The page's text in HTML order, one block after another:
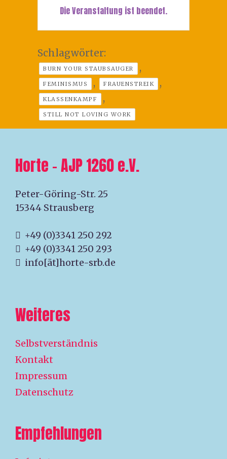
Die Veranstaltung ist beendet.
Schlagwörter:
BURN YOUR STAUBSAUGER ,
FEMINISMUS , FRAUENSTREIK ,
KLASSENKAMPF ,
STILL NOT LOVING WORK
Horte – AJP 1260 e.V.
Peter-Göring-Str. 25
15344 Strausberg
+49 (0)3341 250 292
+49 (0)3341 250 293
info[ät]horte-srb.de
Weiteres
Selbstverständnis
Kontakt
Impressum
Datenschutz
Empfehlungen